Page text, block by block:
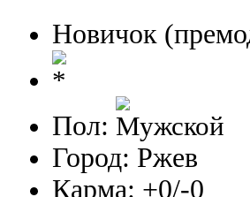
Новичок
Пол:
Город: Ржев
Карма: +0/-0